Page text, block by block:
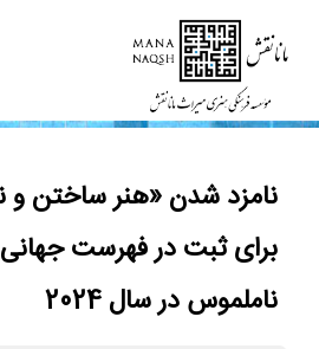
نامزد شدن «هنر ساختن و
برای ثبت در فهرست
ناملموس در سال 2024